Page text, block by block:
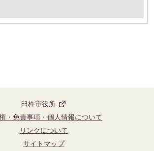
臼杵市役所
・免責事項・個人情報について
リンクについて
サイトマップ